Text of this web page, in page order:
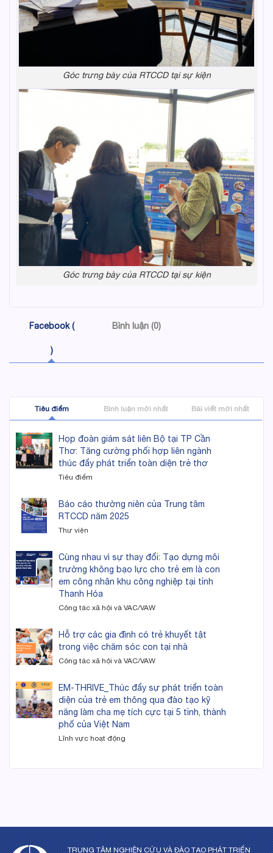
Góc trưng bày của RTCCD tại sự kiện
Góc trưng bày của RTCCD tại sự kiện
Facebook (
)
Bình luận (0)
Tiêu điểm Bình luận mới nhất Bài viết mới nhất
Họp đoàn giám sát liên Bộ tại TP Cần
Thơ: Tăng cường phối hợp liên ngành
thúc đẩy phát triển toàn diện trẻ thơ
Tiêu điểm
Báo cáo thường niên của Trung tâm
RTCCD năm 2025
Thư viện
Cùng nhau vì sự thay đổi: Tạo dựng môi
trường không bạo lực cho trẻ em là con
em công nhân khu công nghiệp tại tỉnh
Thanh Hóa
Công tác xã hội và VAC/VAW
Hỗ trợ các gia đình có trẻ khuyết tật
trong việc chăm sóc con tại nhà
Công tác xã hội và VAC/VAW
EM-THRIVE_Thúc đẩy sự phát triển toàn
diện của trẻ em thông qua đào tạo kỹ
năng làm cha mẹ tích cực tại 5 tỉnh, thành
phố của Việt Nam
Lĩnh vực hoạt động
TRUNG TÂM NGHIÊN CỨU VÀ ĐÀO TẠO PHÁT TRIỂN